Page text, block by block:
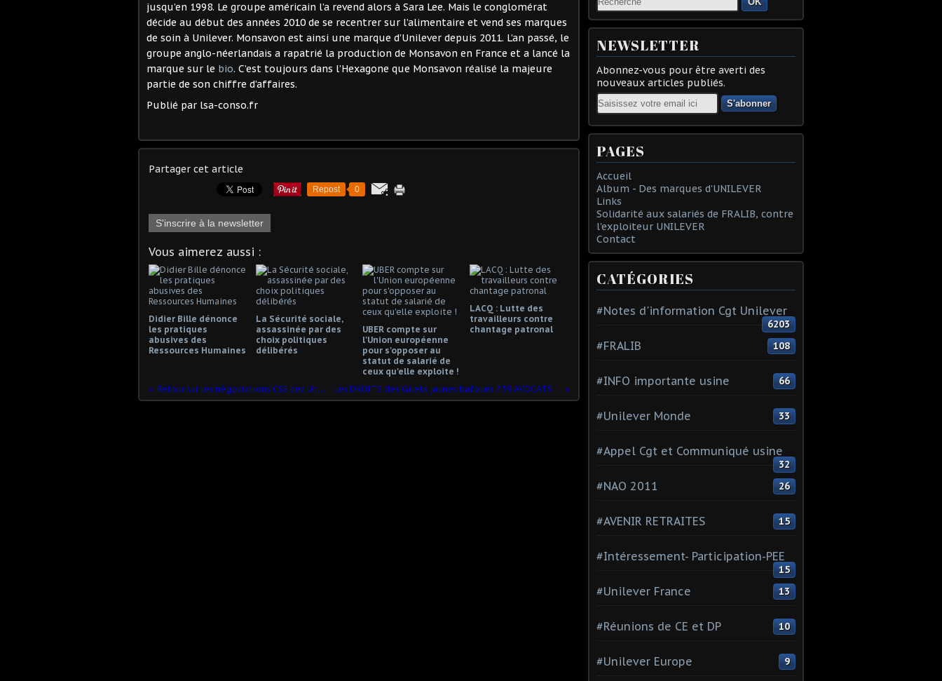
jusqu’en 1998. Le groupe américain l’a revend alors à Sara Lee. Mais le conglomérat
décide au début des années 2010 de se recentrer sur l’alimentaire et vend ses marques
de soin à Unilever. Monsavon est ainsi une marque d’Unilever depuis 2011. L’an passé, le
groupe anglo-néerlandais a rapatrié la production de Monsavon en France et a lancé la
marque sur le bio. C’est toujours dans l’Hexagone que Monsavon réalisé la majeure
partie de son chiffre d’affaires.
Publié par lsa-conso.fr
Partager cet article
Repost 0
S'inscrire à la newsletter
Vous aimerez aussi :
Didier Bille dénonce
les pratiques
abusives des
Ressources Humaines
La Sécurité sociale,
assassinée par des
choix politiques
délibérés
UBER compte sur
l'Union européenne
pour s'opposer au
statut de salarié de
ceux qu'elle exploite !
LACQ : Lutte des
travailleurs contre
chantage patronal
Retour sur les négociations CSE cez Unilever France HPCI le meux Les DROITS des Gilets jaunes bafoués ? 59 AVOCATS dénoncent une DÉRIVE JUDICIAIRE
NEWSLETTER
Abonnez-vous pour être averti des
nouveaux articles publiés.
Email
PAGES
Accueil
Album - Des marques d'UNILEVER
Links
Solidarité aux salariés de FRALIB, contre
l'exploiteur UNILEVER
Contact
CATÉGORIES
#Notes d'information Cgt Unilever
6203
#FRALIB 108
#INFO importante usine 66
#Unilever Monde 33
#Appel Cgt et Communiqué usine
32
#NAO 2011 26
#AVENIR RETRAITES 15
#Intéressement- Participation-PEE
15
#Unilever France 13
#Réunions de CE et DP 10
#Unilever Europe 9